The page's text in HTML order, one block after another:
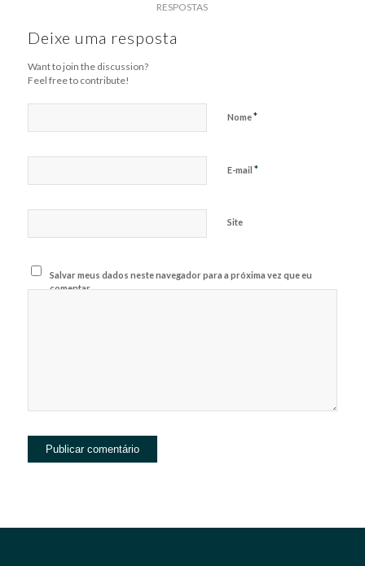
RESPOSTAS
Deixe uma resposta
Want to join the discussion?
Feel free to contribute!
Nome*
E-mail *
Site
Salvar meus dados neste navegador para a próxima vez que eu
comentar.